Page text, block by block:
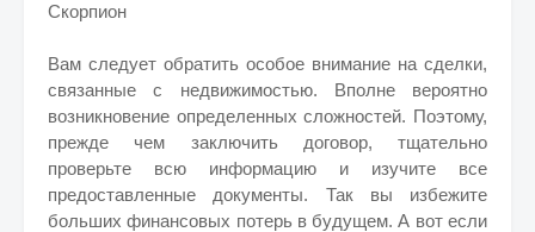
Скорпион
Вам следует обратить особое внимание на сделки,
связанные с недвижимостью. Вполне вероятно
возникновение определенных сложностей. Поэтому,
прежде чем заключить договор, тщательно
проверьте всю информацию и изучите все
предоставленные документы. Так вы избежите
больших финансовых потерь в будущем. А вот если